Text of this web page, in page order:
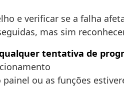
e verificar se a falha
mas sim
tentativa de
ou as funções